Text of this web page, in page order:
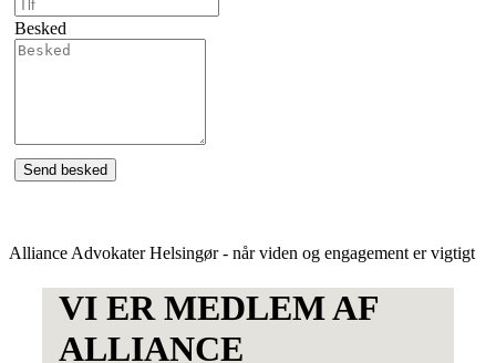
Besked
Send besked
Alliance Advokater Helsingør - når viden og engagement er vigtigt
VI ER MEDLEM AF
ALLIANCE